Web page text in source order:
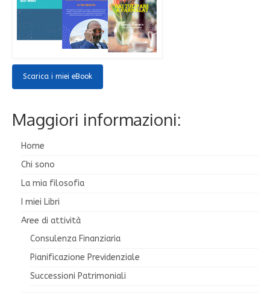
Scarica i miei eBook
Maggiori informazioni:
Home
Chi sono
La mia filosofia
I miei Libri
Aree di attività
Consulenza Finanziaria
Pianificazione Previdenziale
Successioni Patrimoniali